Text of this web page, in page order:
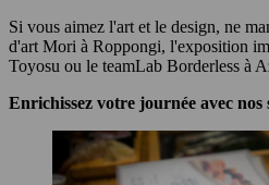
Si vous aimez l'art et le design, ne
d'art Mori à Roppongi, l'exposition
Toyosu ou le teamLab Borderless à
Enrichissez votre journée avec nos